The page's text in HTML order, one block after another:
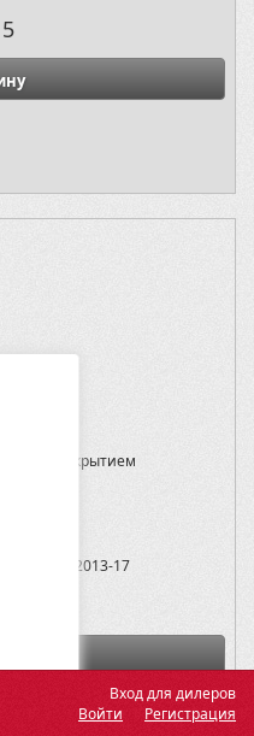
Вход для дилеров
Войти Регистрация
покрытием
MR, 2013-17